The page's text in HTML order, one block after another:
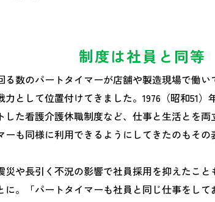
制度は社員と同等
る数のパートタイマーが店舗や製造現場で働
として位置付けてきました。1976（昭和51）
した看護介護休職制度など、仕事と生活とを
も同様に利用できるようにしてきたのもその
災や長引く不況の影響で社員採用を抑えたこ
に。「パートタイマーも社員と同じ仕事をし